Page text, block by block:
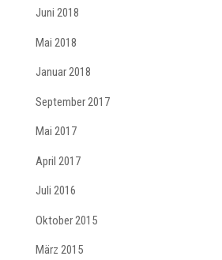
Juni 2018
Mai 2018
Januar 2018
September 2017
Mai 2017
April 2017
Juli 2016
Oktober 2015
März 2015